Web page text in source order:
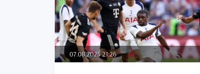
07.08.2025 21:26